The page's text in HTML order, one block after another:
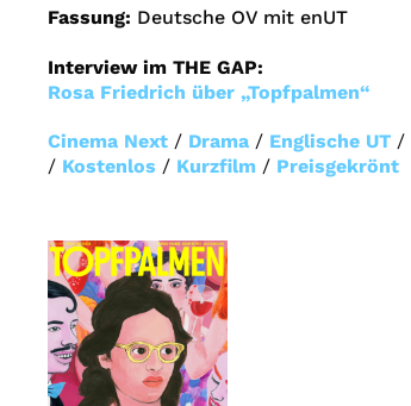
Fassung: Deutsche OV mit enUT
Interview im THE GAP:
Rosa Friedrich über „Topfpalmen“
Cinema Next / Drama / Englische UT /
/ Kostenlos / Kurzfilm / Preisgekrönt